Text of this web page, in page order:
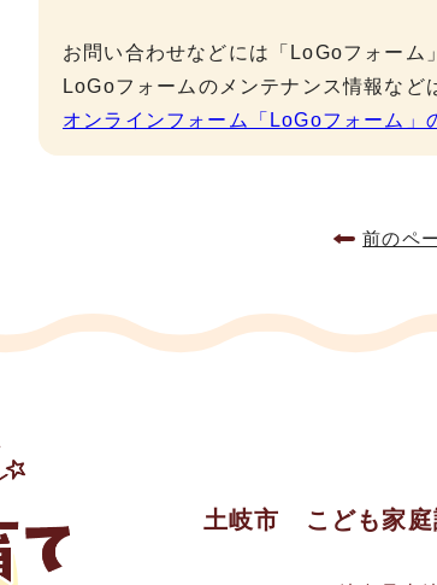
お問い合わせなどには「LoGoフォーム
LoGoフォームのメンテナンス情報など
オンラインフォーム「LoGoフォーム」
前のペ
土岐市 こども家庭